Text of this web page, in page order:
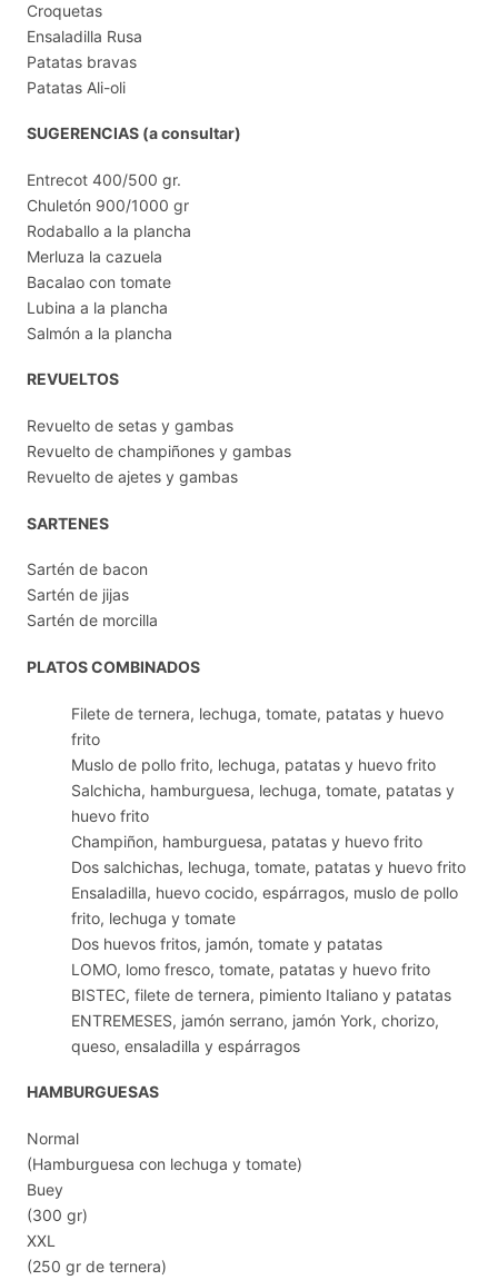
Croquetas
Ensaladilla Rusa
Patatas bravas
Patatas Ali-oli
SUGERENCIAS (a consultar)
Entrecot 400/500 gr.
Chuletón 900/1000 gr
Rodaballo a la plancha
Merluza la cazuela
Bacalao con tomate
Lubina a la plancha
Salmón a la plancha
REVUELTOS
Revuelto de setas y gambas
Revuelto de champiñones y gambas
Revuelto de ajetes y gambas
SARTENES
Sartén de bacon
Sartén de jijas
Sartén de morcilla
PLATOS COMBINADOS
Filete de ternera, lechuga, tomate, patatas y huevo
frito
Muslo de pollo frito, lechuga, patatas y huevo frito
Salchicha, hamburguesa, lechuga, tomate, patatas y
huevo frito
Champiñon, hamburguesa, patatas y huevo frito
Dos salchichas, lechuga, tomate, patatas y huevo frito
Ensaladilla, huevo cocido, espárragos, muslo de pollo
frito, lechuga y tomate
Dos huevos fritos, jamón, tomate y patatas
LOMO, lomo fresco, tomate, patatas y huevo frito
BISTEC, filete de ternera, pimiento Italiano y patatas
ENTREMESES, jamón serrano, jamón York, chorizo,
queso, ensaladilla y espárragos
HAMBURGUESAS
Normal
(Hamburguesa con lechuga y tomate)
Buey
(300 gr)
XXL
(250 gr de ternera)